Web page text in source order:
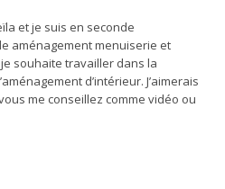
et je suis en seconde
aménagement menuiserie et
souhaite travailler dans la
d’intérieur. J’aimerais
me conseillez comme vidéo ou